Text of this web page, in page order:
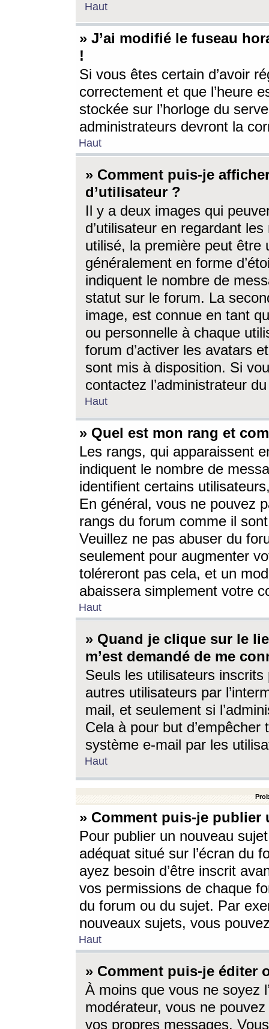
Haut
» J’ai modifié le fuseau
!
Si vous êtes certain d’avoir
correctement et que l’heure
stockée sur l’horloge du
administrateurs devront la
Haut
» Comment puis-je
d’utilisateur ?
Il y a deux images qui
d’utilisateur en regardant
utilisé, la première peut être
généralement en forme
indiquent le nombre de
statut sur le forum. La
image, est connue en tant
ou personnelle à chaque
forum d’activer les avatars
sont mis à disposition. Si
contactez l’administrateur
Haut
» Quel est mon rang et
Les rangs, qui apparaissent
indiquent le nombre de
identifient certains
En général, vous ne pouvez
rangs du forum comme il
Veuillez ne pas abuser du
seulement pour augmenter
toléreront pas cela, et un
abaissera simplement votre
Haut
» Quand je clique sur le
m’est demandé de me
Seuls les utilisateurs
autres utilisateurs par
mail, et seulement si
Cela à pour but
système e-mail par les
Haut
» Comment puis-je
Pour publier un nouveau
adéquat situé sur l’écran du
ayez besoin d’être inscrit
vos permissions de chaque
du forum ou du sujet. Par
nouveaux sujets, vous
Haut
» Comment puis-je éditer
À moins que vous ne soyez
modérateur, vous ne
vos propres messages.